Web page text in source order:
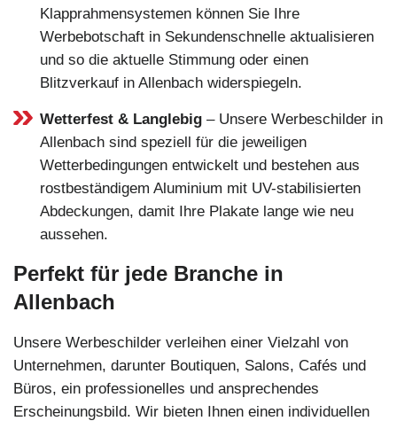
Klapprahmensystemen können Sie Ihre
Werbebotschaft in Sekundenschnelle aktualisieren
und so die aktuelle Stimmung oder einen
Blitzverkauf in Allenbach widerspiegeln.
Wetterfest & Langlebig – Unsere Werbeschilder in
Allenbach sind speziell für die jeweiligen
Wetterbedingungen entwickelt und bestehen aus
rostbeständigem Aluminium mit UV-stabilisierten
Abdeckungen, damit Ihre Plakate lange wie neu
aussehen.
Perfekt für jede Branche in
Allenbach
Unsere Werbeschilder verleihen einer Vielzahl von
Unternehmen, darunter Boutiquen, Salons, Cafés und
Büros, ein professionelles und ansprechendes
Erscheinungsbild. Wir bieten Ihnen einen individuellen